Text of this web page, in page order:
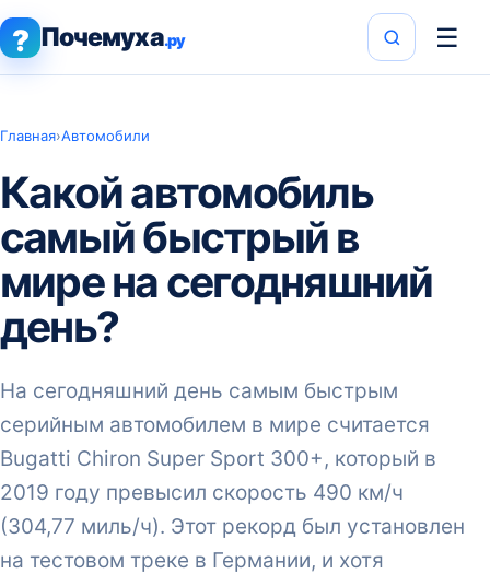
? Почемуха.ру ☰
Главная›Автомобили
Какой автомобиль
самый быстрый в
мире на сегодняшний
день?
На сегодняшний день самым быстрым
серийным автомобилем в мире считается
Bugatti Chiron Super Sport 300+, который в
2019 году превысил скорость 490 км/ч
(304,77 миль/ч). Этот рекорд был установлен
на тестовом треке в Германии, и хотя